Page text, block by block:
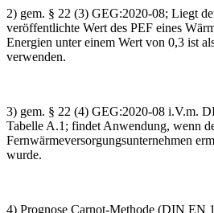
2) gem. § 22 (3) GEG:2020-08; Liegt
veröffentlichte Wert des PEF eines
Energien unter einem Wert von 0,3 ist
verwenden.
3) gem. § 22 (4) GEG:2020-08 i.V.m.
Tabelle A.1; findet Anwendung, wenn
Fernwärmeversorgungsunternehmen
wurde.
4) Prognose Carnot-Methode (DIN EN